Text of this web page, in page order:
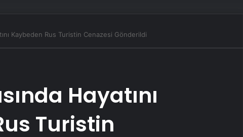
Kaybeden Rus Turistin Cenazesi Gönderildi
Hayatını
Turistin